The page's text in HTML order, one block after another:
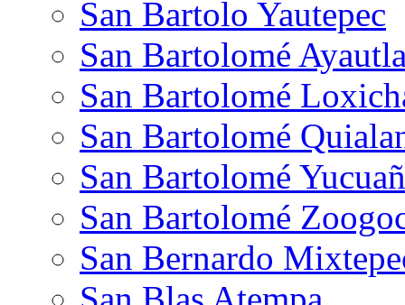
San Bartolo Yautepec
San Bartolomé
San Bartolomé
San Bartolomé
San Bartolomé
San Bartolomé
San Bernardo